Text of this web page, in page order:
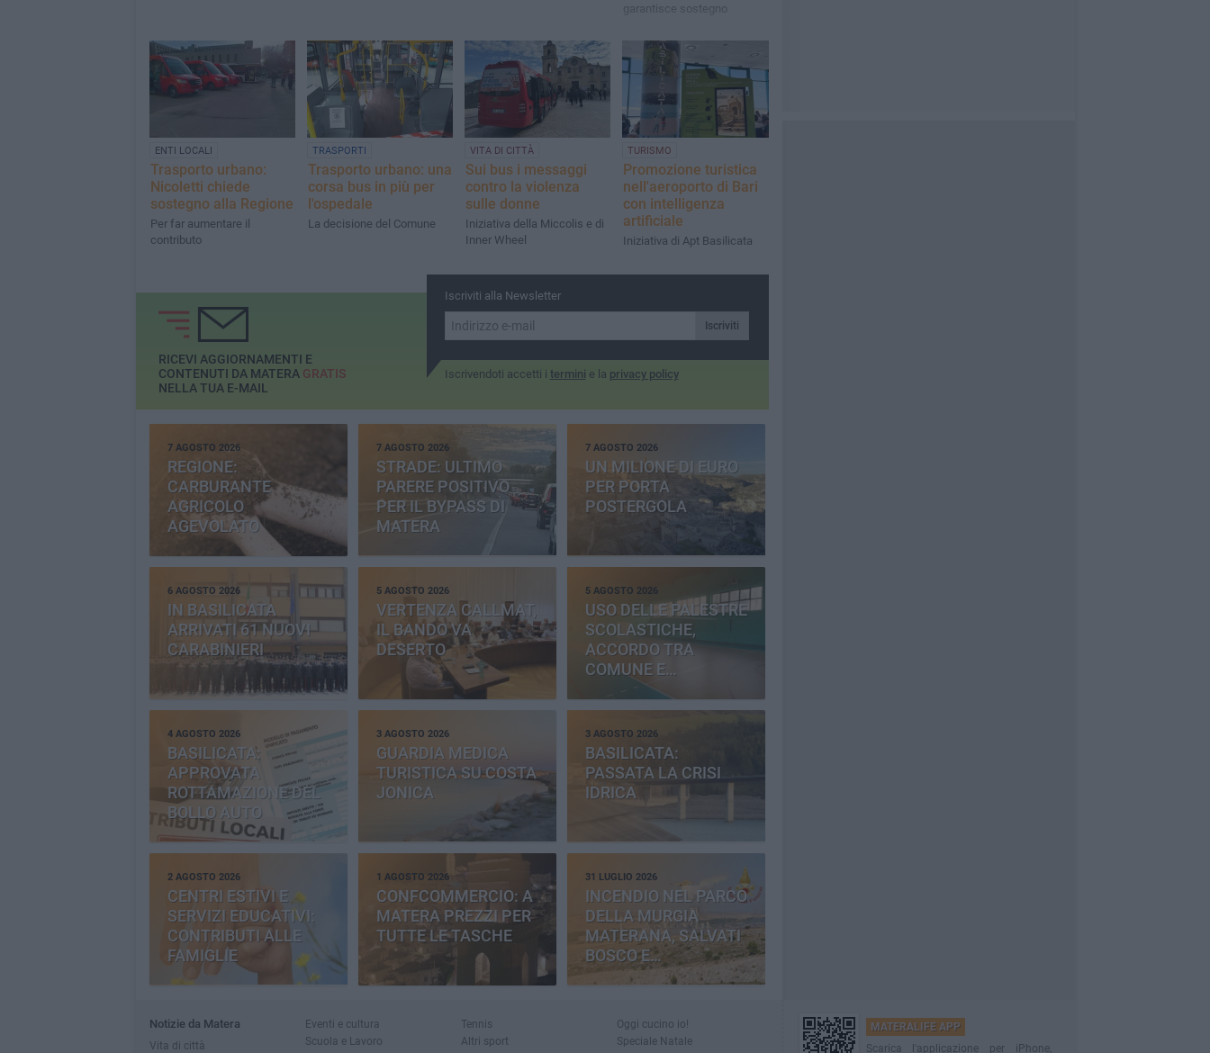
garantisce sostegno
ENTI LOCALI
Trasporto urbano:
Nicoletti chiede
sostegno alla Regione
Per far aumentare il
contributo
TRASPORTI
Trasporto urbano: una
corsa bus in più per
l'ospedale
La decisione del Comune
VITA DI CITTÀ
Sui bus i messaggi
contro la violenza
sulle donne
Iniziativa della Miccolis e di
Inner Wheel
TURISMO
Promozione turistica
nell'aeroporto di Bari
con intelligenza
artificiale
Iniziativa di Apt Basilicata
Iscriviti alla Newsletter
Iscriviti
Iscrivendoti accetti i termini e la privacy policy
RICEVI AGGIORNAMENTI E
CONTENUTI DA MATERA GRATIS
NELLA TUA E-MAIL
7 AGOSTO 2026
REGIONE:
CARBURANTE
AGRICOLO
AGEVOLATO
7 AGOSTO 2026
STRADE: ULTIMO
PARERE POSITIVO
PER IL BYPASS DI
MATERA
7 AGOSTO 2026
UN MILIONE DI EURO
PER PORTA
POSTERGOLA
6 AGOSTO 2026
IN BASILICATA
ARRIVATI 61 NUOVI
CARABINIERI
5 AGOSTO 2026
VERTENZA CALLMAT,
IL BANDO VA
DESERTO
5 AGOSTO 2026
USO DELLE PALESTRE
SCOLASTICHE,
ACCORDO TRA
COMUNE E
PROVINCIA
4 AGOSTO 2026
BASILICATA:
APPROVATA
ROTTAMAZIONE DEL
BOLLO AUTO
3 AGOSTO 2026
GUARDIA MEDICA
TURISTICA SU COSTA
JONICA
3 AGOSTO 2026
BASILICATA:
PASSATA LA CRISI
IDRICA
2 AGOSTO 2026
CENTRI ESTIVI E
SERVIZI EDUCATIVI:
CONTRIBUTI ALLE
FAMIGLIE
1 AGOSTO 2026
CONFCOMMERCIO: A
MATERA PREZZI PER
TUTTE LE TASCHE
31 LUGLIO 2026
INCENDIO NEL PARCO
DELLA MURGIA
MATERANA, SALVATI
BOSCO E
CEMENTERIA
Notizie da Matera
Vita di città
Eventi e cultura
Scuola e Lavoro
Tennis
Altri sport
Oggi cucino io!
Speciale Natale
MATERALIFE APP
Scarica l'applicazione per iPhone,